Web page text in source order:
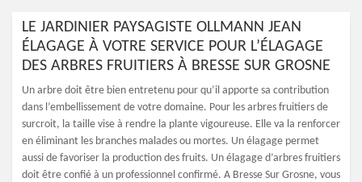
LE JARDINIER PAYSAGISTE OLLMANN JEAN
ÉLAGAGE À VOTRE SERVICE POUR L’ÉLAGAGE
DES ARBRES FRUITIERS À BRESSE SUR GROSNE
Un arbre doit être bien entretenu pour qu’il apporte sa contribution
dans l’embellissement de votre domaine. Pour les arbres fruitiers de
surcroit, la taille vise à rendre la plante vigoureuse. Elle va la renforcer
en éliminant les branches malades ou mortes. Un élagage permet
aussi de favoriser la production des fruits. Un élagage d’arbres fruitiers
doit être confié à un professionnel confirmé. A Bresse Sur Grosne, vous